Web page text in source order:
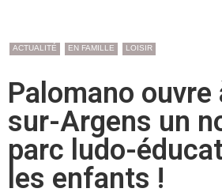
ACTUALITÉ EN FAMILLE LOISIR
Palomano ouvre
sur-Argens un
parc ludo-
les enfants !